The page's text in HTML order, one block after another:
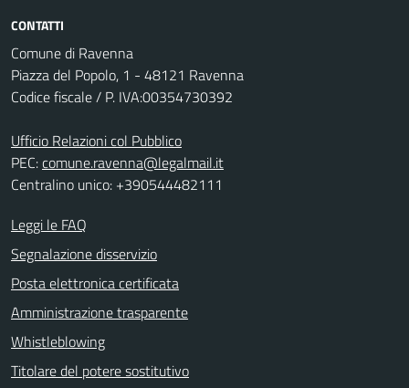
CONTATTI
Comune di Ravenna
Piazza del Popolo, 1 - 48121 Ravenna
Codice fiscale / P. IVA:00354730392
Ufficio Relazioni col Pubblico
PEC:comune.ravenna@legalmail.it
Centralino unico: +390544482111
Leggi le FAQ
Segnalazione disservizio
Posta elettronica certificata
Amministrazione trasparente
Whistleblowing
Titolare del potere sostitutivo